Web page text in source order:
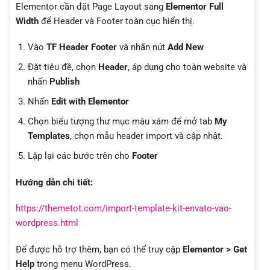
Elementor cần đặt Page Layout sang Elementor Full
Width để Header và Footer toàn cục hiển thị.
Vào TF Header Footervà nhấn nút Add New
Đặt tiêu đề, chọn Header, áp dụng cho toàn website và
nhấn Publish
Nhấn Edit with Elementor
Chọn biểu tượng thư mục màu xám để mở tab My
Templates, chọn mẫu header import và cập nhật.
Lặp lại các bước trên cho Footer
Hướng dẫn chi tiết:
https://themetot.com/import-template-kit-envato-vao-
wordpress.html
Để được hỗ trợ thêm, bạn có thể truy cập Elementor > Get
Help trong menu WordPress.